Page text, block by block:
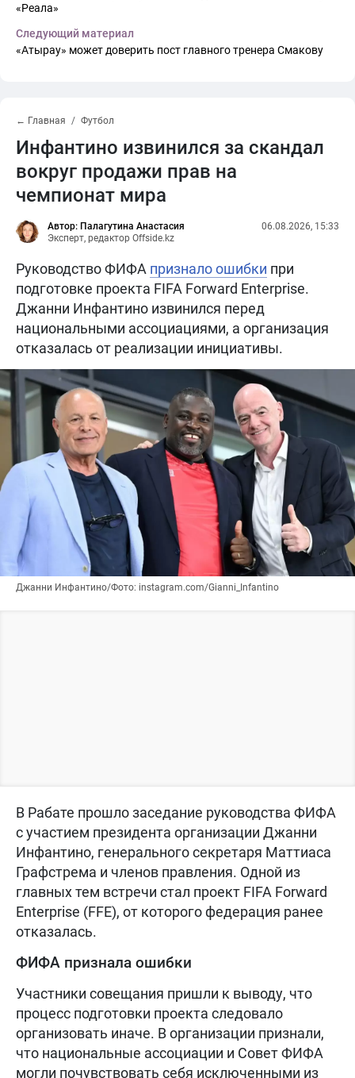
«Реала»
Следующий материал
«Атырау» может доверить пост главного тренера Смакову
← Главная Футбол
Инфантино извинился за скандал
вокруг продажи прав на
чемпионат мира
Автор: Палагутина Анастасия
Эксперт, редактор Offside.kz
06.08.2026, 15:33
Руководство ФИФА признало ошибки при
подготовке проекта FIFA Forward Enterprise.
Джанни Инфантино извинился перед
национальными ассоциациями, а организация
отказалась от реализации инициативы.
Джанни Инфантино/Фото: instagram.com/Gianni_Infantino
В Рабате прошло заседание руководства ФИФА
с участием президента организации Джанни
Инфантино, генерального секретаря Маттиаса
Графстрема и членов правления. Одной из
главных тем встречи стал проект FIFA Forward
Enterprise (FFE), от которого федерация ранее
отказалась.
ФИФА признала ошибки
Участники совещания пришли к выводу, что
процесс подготовки проекта следовало
организовать иначе. В организации признали,
что национальные ассоциации и Совет ФИФА
могли почувствовать себя исключенными из